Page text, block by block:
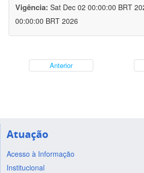
Vigência: Sat Dec 02 00:00:00 BRT
00:00:00 BRT 2026
Anterior
Atuação
Acesso à Informação
Institucional